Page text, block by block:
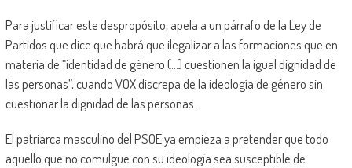
Para justificar este despropósito, apela a un párrafo de la Ley de
Partidos que dice que habrá que ilegalizar a las formaciones que en
materia de “identidad de género (…) cuestionen la igual dignidad de
las personas”, cuando VOX discrepa de la ideología de género sin
cuestionar la dignidad de las personas.
El patriarca masculino del PSOE ya empieza a pretender que todo
aquello que no comulgue con su ideología sea susceptible de